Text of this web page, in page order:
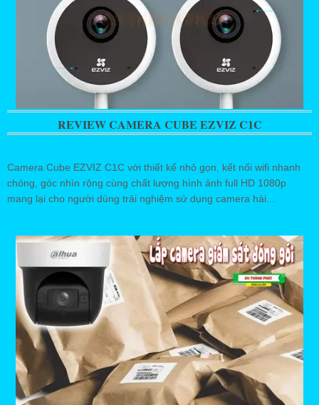
REVIEW CAMERA CUBE EZVIZ C1C
Camera Cube EZVIZ C1C với thiết kế nhỏ gọn, kết nối wifi nhanh
chóng, góc nhìn rộng cùng chất lượng hình ảnh full HD 1080p
mang lại cho người dùng trải nghiệm sử dụng camera hài...